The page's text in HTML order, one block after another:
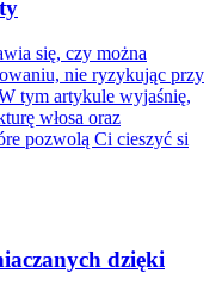
się, czy można
nie ryzykując przy
tym artykule wyjaśnię,
włosa oraz
pozwolą Ci cieszyć si
dzięki